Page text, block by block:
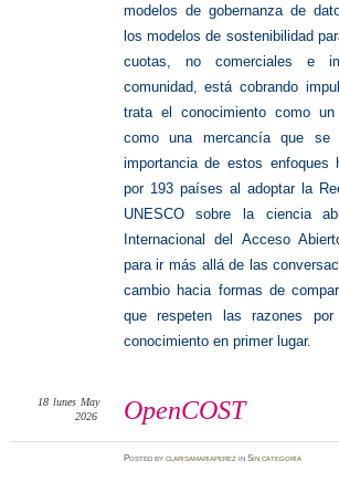
modelos de gobernanza de
los modelos de sostenibilidad
cuotas, no comerciales e
comunidad, está cobrando
trata el conocimiento como
como una mercancía que se
importancia de estos enfoques
por 193 países al adoptar la
UNESCO sobre la ciencia
Internacional del Acceso
para ir más allá de las
cambio hacia formas de
que respeten las razones
conocimiento en primer lugar.
OpenCOST
18 lunes May
2026
Postedbyclarisamariaperez inSin categoría